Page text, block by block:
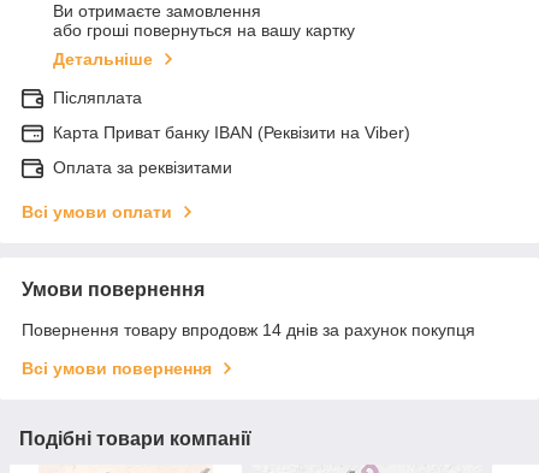
Ви отримаєте замовлення
або гроші повернуться на вашу картку
Детальніше
Післяплата
Карта Приват банку IBAN (Реквізити на Viber)
Оплата за реквізитами
Всі умови оплати
Умови повернення
Повернення товару впродовж 14 днів за рахунок покупця
Всі умови повернення
Подібні товари компанії